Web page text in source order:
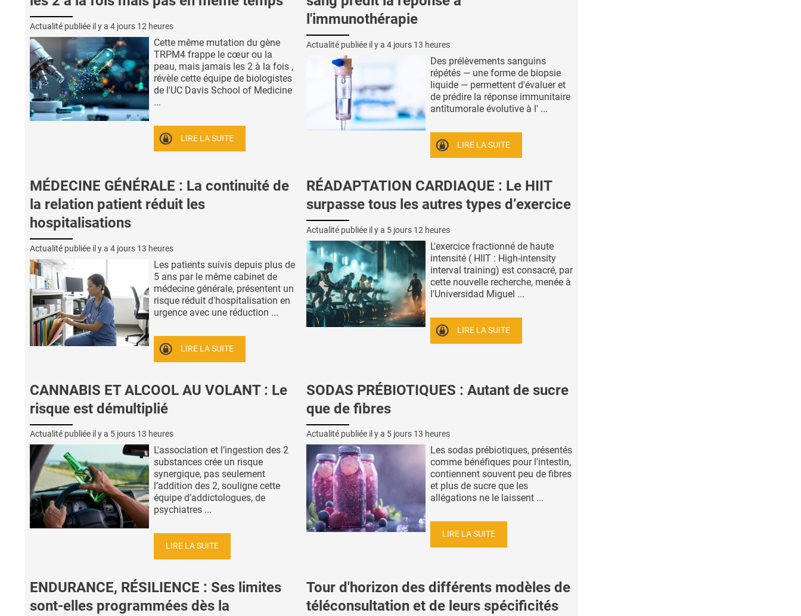
Actualité publiée il y a 4 jours 12 heures
Cette même mutation du gène
TRPM4 frappe le cœur ou la
peau, mais jamais les 2 à la fois ,
révèle cette équipe de biologistes
de l'UC Davis School of Medicine
...
LIRE LA SUITE
l'immunothérapie
Actualité publiée il y a 4 jours 13 heures
Des prélèvements sanguins
répétés — une forme de biopsie
liquide — permettent d'évaluer et
de prédire la réponse immunitaire
antitumorale évolutive à l' ...
LIRE LA SUITE
MÉDECINE GÉNÉRALE : La continuité de
la relation patient réduit les
hospitalisations
Actualité publiée il y a 4 jours 13 heures
Les patients suivis depuis plus de
5 ans par le même cabinet de
médecine générale, présentent un
risque réduit d'hospitalisation en
urgence avec une réduction ...
LIRE LA SUITE
RÉADAPTATION CARDIAQUE : Le HIIT
surpasse tous les autres types d’exercice
Actualité publiée il y a 5 jours 12 heures
L'exercice fractionné de haute
intensité ( HIIT : High-intensity
interval training) est consacré, par
cette nouvelle recherche, menée à
l'Universidad Miguel ...
LIRE LA SUITE
CANNABIS ET ALCOOL AU VOLANT : Le
risque est démultiplié
Actualité publiée il y a 5 jours 13 heures
L'association et l’ingestion des 2
substances crée un risque
synergique, pas seulement
l’addition des 2, souligne cette
équipe d’addictologues, de
psychiatres ...
LIRE LA SUITE
SODAS PRÉBIOTIQUES : Autant de sucre
que de fibres
Actualité publiée il y a 5 jours 13 heures
Les sodas prébiotiques, présentés
comme bénéfiques pour l'intestin,
contiennent souvent peu de fibres
et plus de sucre que les
allégations ne le laissent ...
LIRE LA SUITE
ENDURANCE, RÉSILIENCE : Ses limites
sont-elles programmées dès la
Tour d'horizon des différents modèles de
téléconsultation et de leurs spécificités